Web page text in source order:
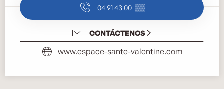
04 91 43 00 ▒▒
CONTÁCTENOS
www.espace-sante-valentine.com